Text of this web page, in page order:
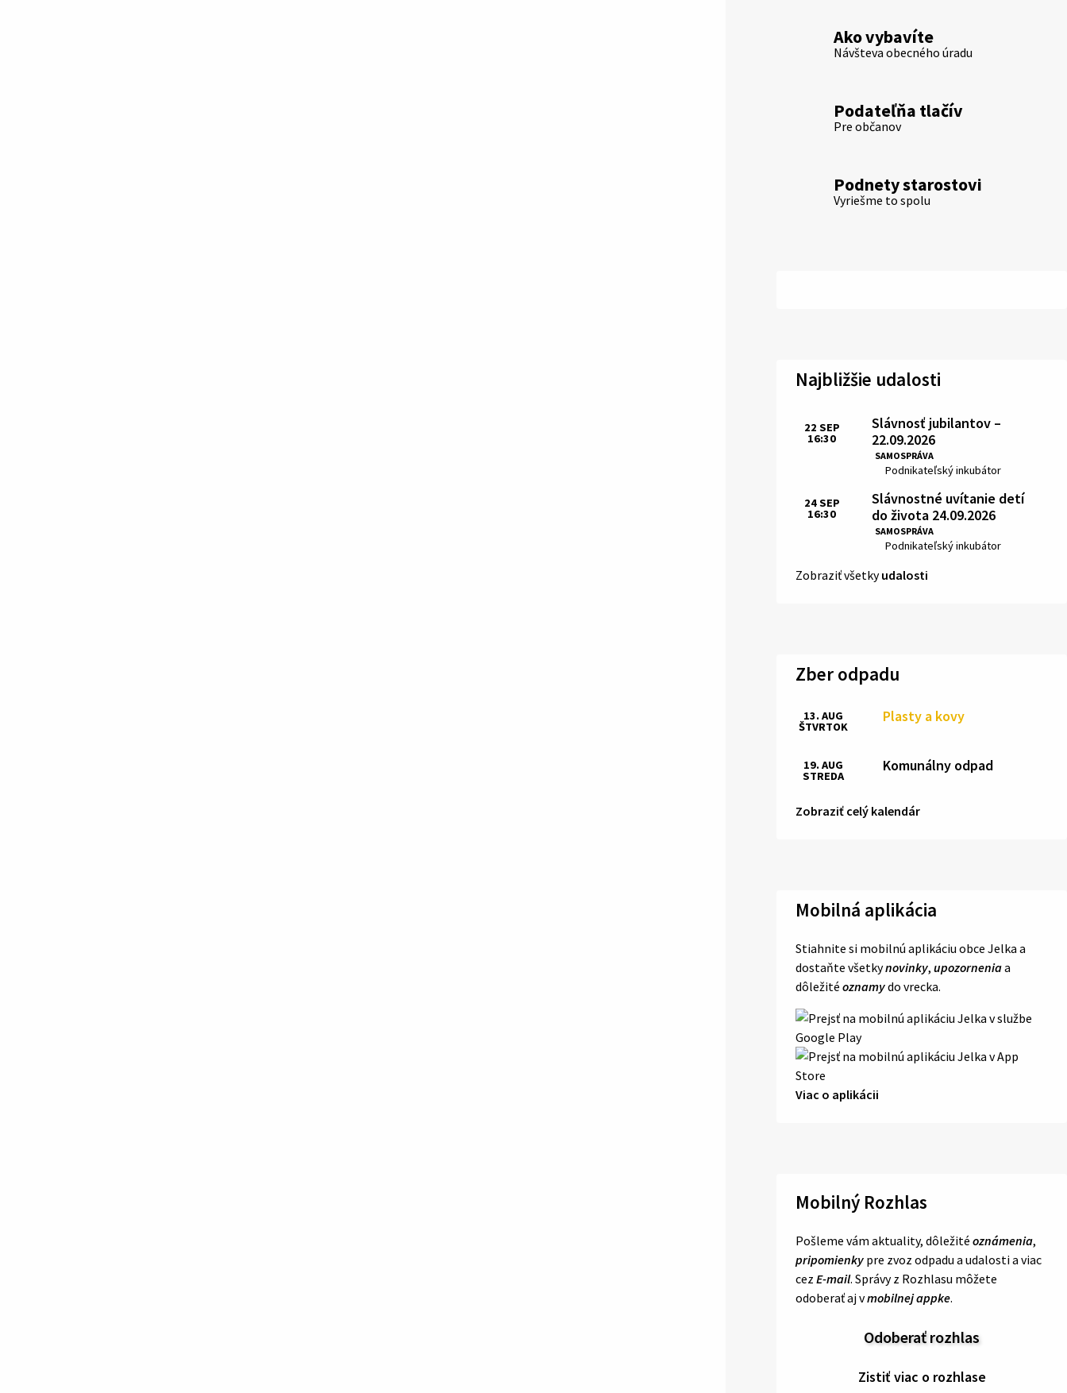
Ako vybavíte
Návšteva obecného úradu
Podateľňa tlačív
Pre občanov
Podnety starostovi
Vyriešme to spolu
Najbližšie udalosti
Slávnosť jubilantov –
22.09.2026
SAMOSPRÁVA
Miesto:
Podnikateľský inkubátor
Čas:
22 SEP
16:30
Slávnostné uvítanie detí
do života 24.09.2026
SAMOSPRÁVA
Miesto:
Podnikateľský inkubátor
Čas:
24SEP
16:30
Zobraziť všetkyudalosti
Zber odpadu
Plasty a kovy
13. AUG
ŠTVRTOK
Komunálny odpad
19. AUG
STREDA
Zobraziť celý kalendár
Mobilná aplikácia
Stiahnite si mobilnú aplikáciu obce Jelka a
dostaňte všetkynovinky, upozorneniaa
dôležité oznamydo vrecka.
Viac o aplikácii
Mobilný Rozhlas
Pošleme vám aktuality, dôležité oznámenia,
pripomienky pre zvoz odpadu a udalosti a viac
cez E-mail. Správy z Rozhlasu môžete
odoberať aj vmobilnej appke.
Odoberať rozhlas
Zistiť viac o rozhlase